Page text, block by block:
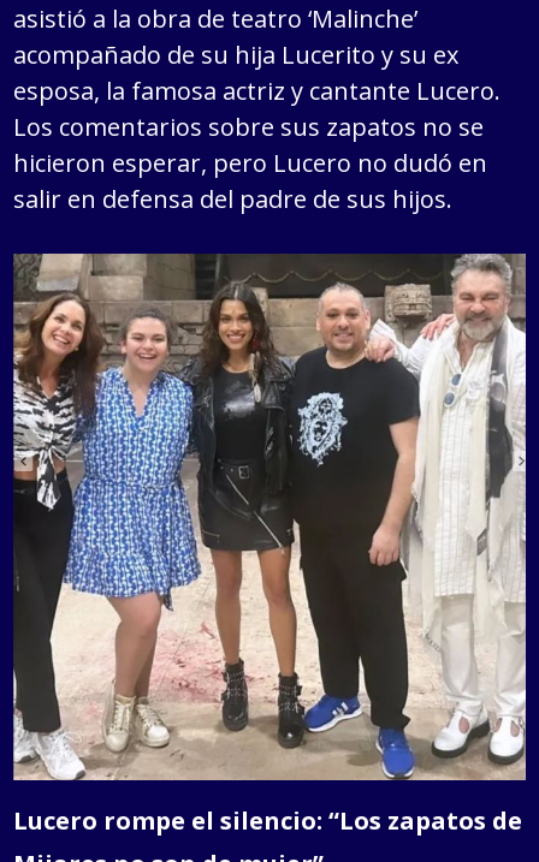
asistió a la obra de teatro ‘Malinche’
acompañado de su hija Lucerito y su ex
esposa, la famosa actriz y cantante Lucero.
Los comentarios sobre sus zapatos no se
hicieron esperar, pero Lucero no dudó en
salir en defensa del padre de sus hijos.
Lucero rompe el silencio: “Los zapatos de